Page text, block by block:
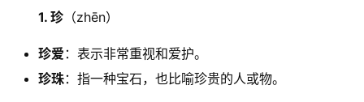
1. 珍 （zhēn）
珍爱 ：表示非常重视和爱护。
珍珠：指一种宝石，也比喻珍贵的人或物。